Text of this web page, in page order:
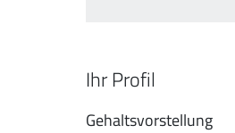
Ihr Profil
Gehaltsvorstellung